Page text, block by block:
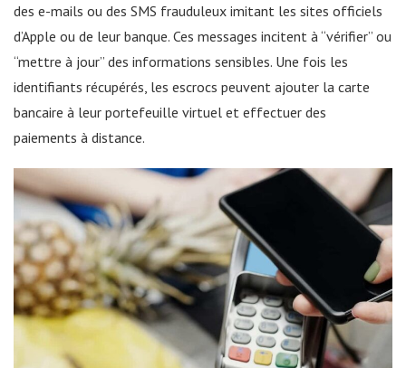
des e-mails ou des SMS frauduleux imitant les sites officiels
d’Apple ou de leur banque. Ces messages incitent à “vérifier” ou
“mettre à jour” des informations sensibles. Une fois les
identifiants récupérés, les escrocs peuvent ajouter la carte
bancaire à leur portefeuille virtuel et effectuer des
paiements à distance.